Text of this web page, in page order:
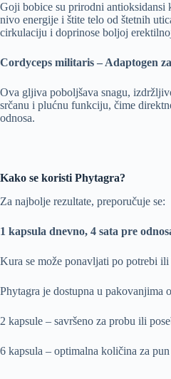
Goji bobice su prirodni antioksidansi
nivo energije i štite telo od štetnih
cirkulaciju i doprinose boljoj
Cordyceps militaris – Adaptogen
Ova gljiva poboljšava snagu,
srčanu i plućnu funkciju, čime
odnosa.
Kako se koristi Phytagra?
Za najbolje rezultate, preporučuje se:
1 kapsula dnevno, 4 sata pre
Kura se može ponavljati po potrebi
Phytagra je dostupna u pakovanjima
2 kapsule – savršeno za probu ili
6 kapsula – optimalna količina za